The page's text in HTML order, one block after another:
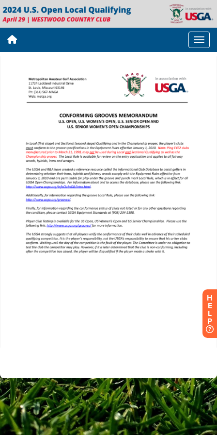
H
E
L
P